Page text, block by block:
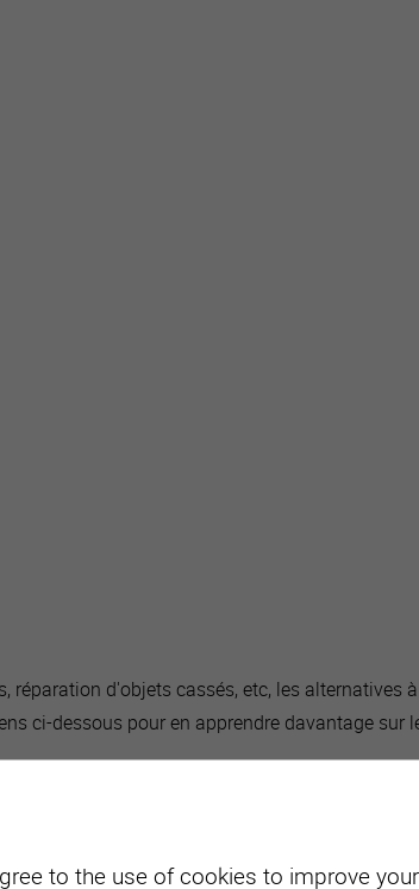
réparation d'objets cassés, etc, les alternatives
ci-dessous pour en apprendre davantage sur
to the use of cookies to improve